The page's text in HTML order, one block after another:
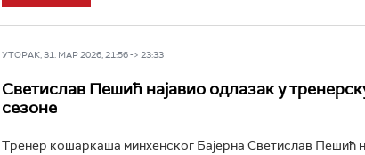
УТОРАК, 31. МАР 2026, 21:56 -> 23:33
Светислав Пешић најавио одлазак у
сезоне
Тренер кошаркаша минхенског Бајерна Светислав Пешић